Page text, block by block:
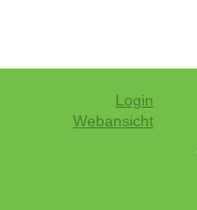
Login
Webansicht